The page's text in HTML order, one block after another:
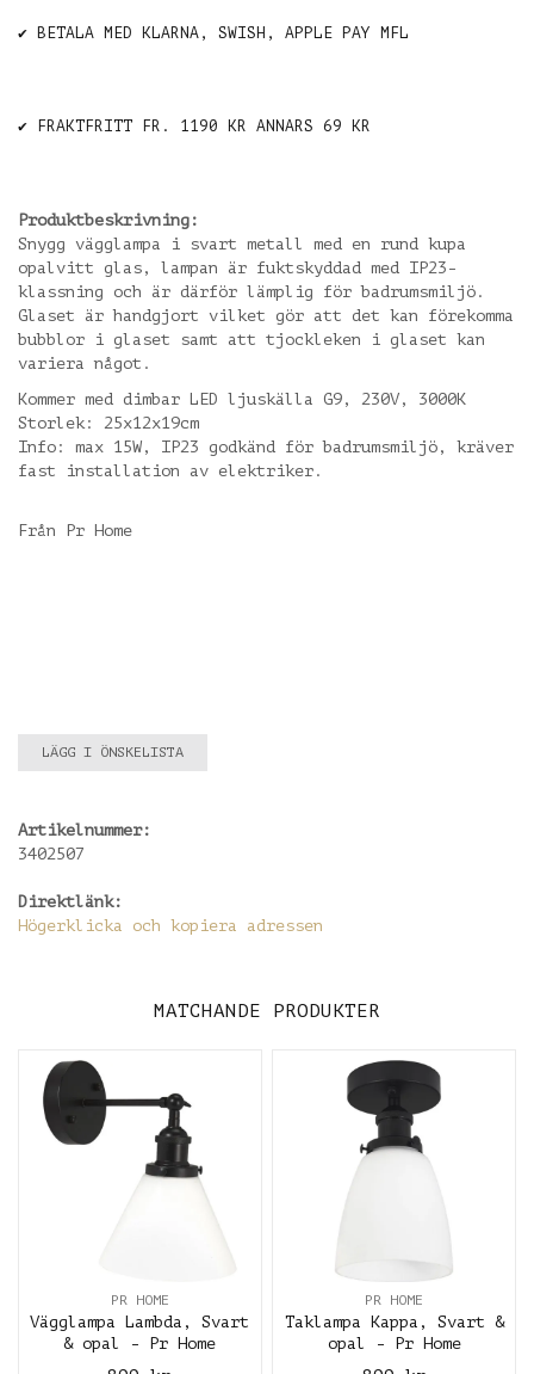
✔️ BETALA MED KLARNA, SWISH, APPLE PAY MFL
✔️ FRAKTFRITT FR. 1190 KR ANNARS 69 KR
Produktbeskrivning:
Snygg vägglampa i svart metall med en rund kupa
opalvitt glas, lampan är fuktskyddad med IP23-
klassning och är därför lämplig för badrumsmiljö.
Glaset är handgjort vilket gör att det kan förekomma
bubblor i glaset samt att tjockleken i glaset kan
variera något.
Kommer med dimbar LED ljuskälla G9, 230V, 3000K
Storlek: 25x12x19cm
Info: max 15W, IP23 godkänd för badrumsmiljö, kräver
fast installation av elektriker.
Från Pr Home
LÄGG I ÖNSKELISTA
Artikelnummer:
3402507
Direktlänk:
Högerklicka och kopiera adressen
MATCHANDE PRODUKTER
PR HOME
Vägglampa Lambda, Svart
& opal - Pr Home
PR HOME
Taklampa Kappa, Svart &
opal - Pr Home